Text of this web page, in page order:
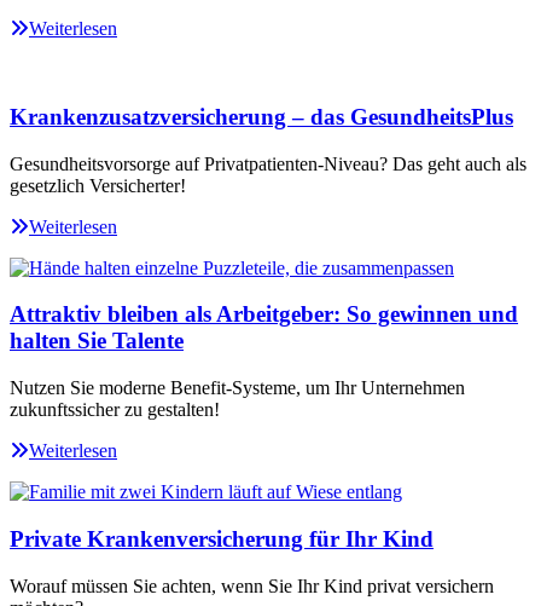
Weiterlesen
Krankenzusatzversicherung – das GesundheitsPlus
Gesundheitsvorsorge auf Privatpatienten-Niveau? Das geht auch als
gesetzlich Versicherter!
Weiterlesen
Attraktiv bleiben als Arbeitgeber: So gewinnen und
halten Sie Talente
Nutzen Sie moderne Benefit-Systeme, um Ihr Unternehmen
zukunftssicher zu gestalten!
Weiterlesen
Private Krankenversicherung für Ihr Kind
Worauf müssen Sie achten, wenn Sie Ihr Kind privat versichern